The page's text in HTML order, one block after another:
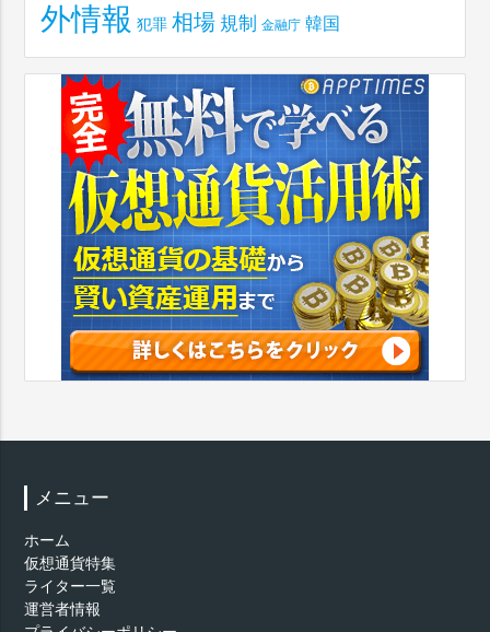
外情報 犯罪 相場 規制 金融庁 韓国
メニュー
ホーム
仮想通貨特集
ライター一覧
運営者情報